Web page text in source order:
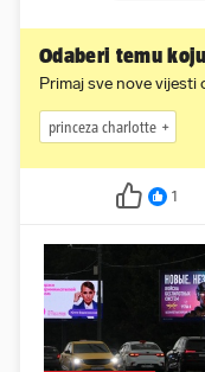
Odaberi temu
Primaj sve nove vijesti
princeza charlotte
1